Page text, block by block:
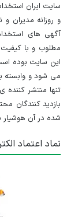
تهران
۵ سال پیش
دکتری
تهران
و روزانه مدیران
آگهی های
مطلوب و با
این سایت بوده
می شود و وابسته
تنها منتشر
بازدید کنندگان
شده در آن هوشیار
نماد اعتماد